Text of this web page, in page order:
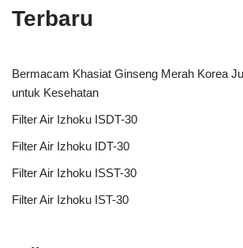
Terbaru
Bermacam Khasiat Ginseng Merah Korea
untuk Kesehatan
Filter Air Izhoku ISDT-30
Filter Air Izhoku IDT-30
Filter Air Izhoku ISST-30
Filter Air Izhoku IST-30